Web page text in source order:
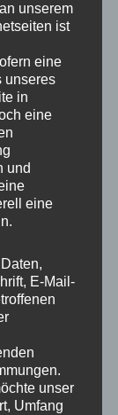
unserem
ist
eine
unseres
in
eine
und
eine
E-Mail-
unser
Umfang